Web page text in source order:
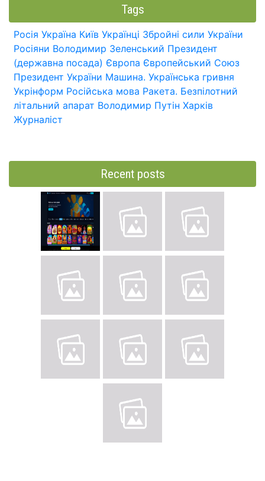
Tags
Росія Україна Київ Українці Збройні сили України
Росіяни Володимир Зеленський Президент
(державна посада) Європа Європейський Союз
Президент України Машина. Українська гривня
Укрінформ Російська мова Ракета. Безпілотний
літальний апарат Володимир Путін Харків
Журналіст
Recent posts